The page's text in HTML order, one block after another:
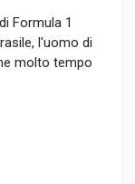
Formula 1
l'uomo di
molto tempo